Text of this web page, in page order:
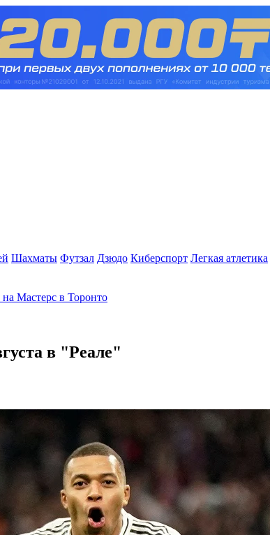
Шахматы Футзал Дзюдо Киберспорт Легкая атлетика
Мастерс в Торонто
в "Реале"